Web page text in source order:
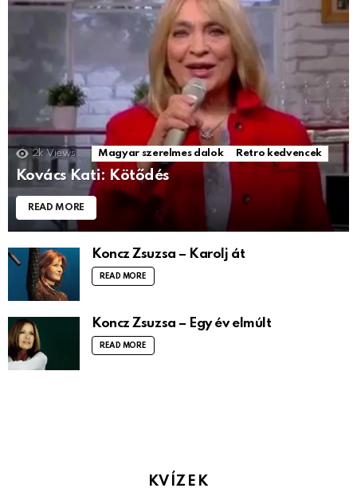
2k Views Magyar szerelmes dalok Retro kedvencek
Kovács Kati: Kötődés
READ MORE
Koncz Zsuzsa – Karolj át
READ MORE
Koncz Zsuzsa – Egy év elmúlt
READ MORE
KVÍZEK